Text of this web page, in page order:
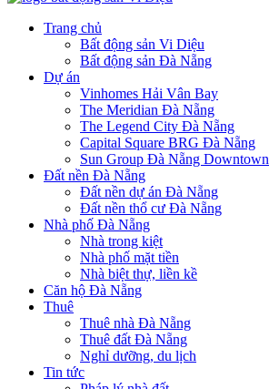
Trang chủ
Bất động sản Vi Diệu
Bất động sản Đà Nẵng
Dự án
Vinhomes Hải Vân Bay
The Meridian Đà Nẵng
The Legend City Đà Nẵng
Capital Square BRG Đà Nẵng
Sun Group Đà Nẵng Downtown
Đất nền Đà Nẵng
Đất nền dự án Đà Nẵng
Đất nền thổ cư Đà Nẵng
Nhà phố Đà Nẵng
Nhà trong kiệt
Nhà phố mặt tiền
Nhà biệt thự, liền kề
Căn hộ Đà Nẵng
Thuê
Thuê nhà Đà Nẵng
Thuê đất Đà Nẵng
Nghỉ dưỡng, du lịch
Tin tức